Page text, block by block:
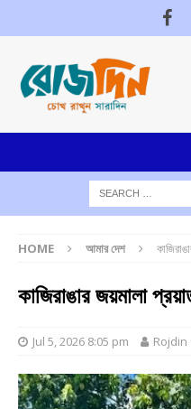
HOME আমার দেশ
কাজিরাঙার জয়মালা
Jul 5, 2026 8:05 pm Rojdin